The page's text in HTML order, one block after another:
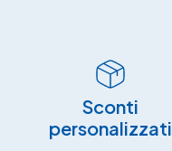
Sconti
personalizzati